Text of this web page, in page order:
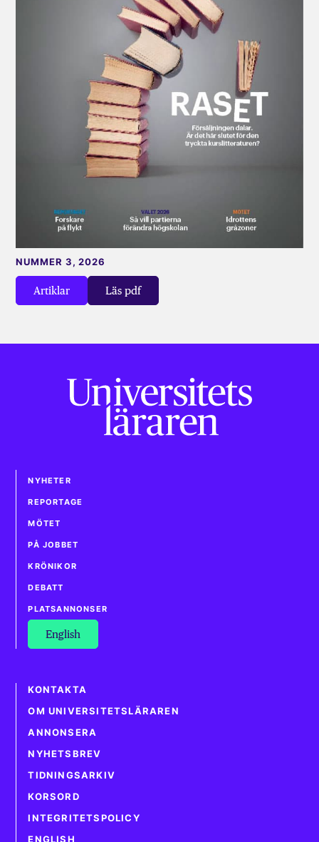
Artiklar Läs pdf
NUMMER 3, 2026
NYHETER
REPORTAGE
MÖTET
PÅ JOBBET
KRÖNIKOR
DEBATT
PLATSANNONSER
English
KONTAKTA
OM UNIVERSITETSLÄRAREN
ANNONSERA
NYHETSBREV
TIDNINGSARKIV
KORSORD
INTEGRITETSPOLICY
ENGLISH